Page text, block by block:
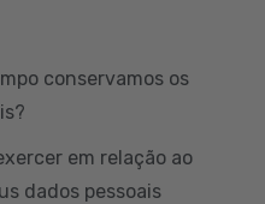
conservamos os
em relação ao
dados pessoais